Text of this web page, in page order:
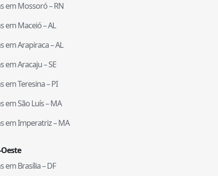
emMossoró–RN
emMaceió–AL
emArapiraca–AL
emAracaju–SE
emTeresina–PI
emSão Luís–MA
emImperatriz–MA
emBrasília–DF